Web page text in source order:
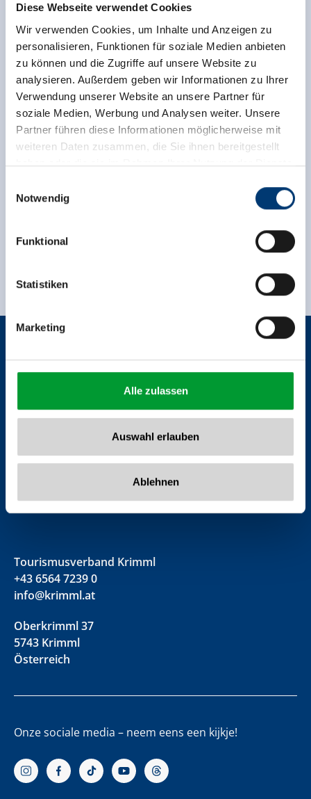
Diese Webseite verwendet Cookies
Wir verwenden Cookies, um Inhalte und Anzeigen zu
personalisieren, Funktionen für soziale Medien anbieten
zu können und die Zugriffe auf unsere Website zu
analysieren. Außerdem geben wir Informationen zu Ihrer
Verwendung unserer Website an unsere Partner für
soziale Medien, Werbung und Analysen weiter. Unsere
Partner führen diese Informationen möglicherweise mit
weiteren Daten zusammen, die Sie ihnen bereitgestellt
haben oder die sie im Rahmen Ihrer Nutzung der Dienste
Rohr 23// A-6280 Zell am Ziller
www.zillertalarena.com
Notwendig
Funktional
Statistiken
Marketing
Alle zulassen
Auswahl erlauben
Ablehnen
Tourismusverband Krimml
+43 6564 7239 0
info@krimml.at
Oberkrimml 37
5743 Krimml
Österreich
Onze sociale media – neem eens een kijkje!